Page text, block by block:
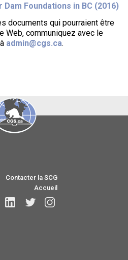
Foundations in BC (2016)
documents qui pourraient être
Web, communiquez avec le
admin@cgs.ca.
Contacter la SCG
Accueil